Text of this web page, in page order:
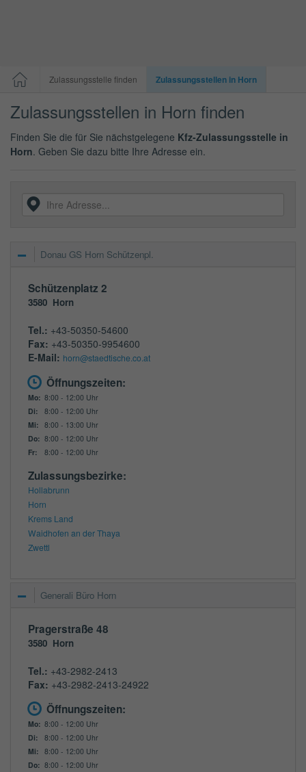
Zulassungsstelle finden Zulassungsstellen in Horn
Zulassungsstellen in Horn finden
Finden Sie die für Sie nächstgelegene Kfz-Zulassungsstelle in
Horn. Geben Sie dazu bitte Ihre Adresse ein.
Donau GS Horn Schützenpl.
Schützenplatz 2
3580 Horn
Tel.: +43-50350-54600
Fax: +43-50350-9954600
E-Mail: horn@staedtische.co.at
Öffnungszeiten:
Mo: 8:00 - 12:00 Uhr
Di:
8:00 - 12:00 Uhr
Mi: 8:00 - 13:00 Uhr
Do: 8:00 - 12:00 Uhr
Fr:
8:00 - 12:00 Uhr
Zulassungsbezirke:
Hollabrunn
Horn
Krems Land
Waidhofen an der Thaya
Zwettl
Generali Büro Horn
Pragerstraße 48
3580 Horn
Tel.: +43-2982-2413
Fax: +43-2982-2413-24922
Öffnungszeiten:
Mo: 8:00 - 12:00 Uhr
Di:
8:00 - 12:00 Uhr
Mi: 8:00 - 12:00 Uhr
Do: 8:00 - 12:00 Uhr